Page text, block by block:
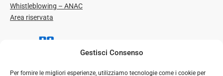
Gestisci Consenso
Per fornire le migliori esperienze, utilizziamo tecnologie come i cookie per
Whistleblowing – ANAC
Area riservata